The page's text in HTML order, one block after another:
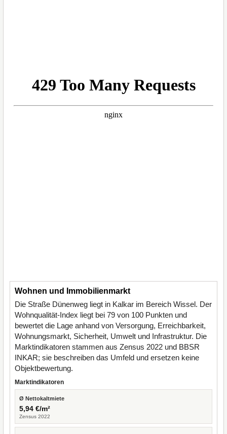
Wohnen und Immobilienmarkt
Die Straße Dünenweg liegt in Kalkar im Bereich Wissel. Der
Wohnqualität-Index liegt bei 79 von 100 Punkten und
bewertet die Lage anhand von Versorgung, Erreichbarkeit,
Wohnungsmarkt, Sicherheit, Umwelt und Infrastruktur. Die
Marktindikatoren stammen aus Zensus 2022 und BBSR
INKAR; sie beschreiben das Umfeld und ersetzen keine
Objektbewertung.
Marktindikatoren
Ø Nettokaltmiete
5,94 €/m²
Zensus 2022